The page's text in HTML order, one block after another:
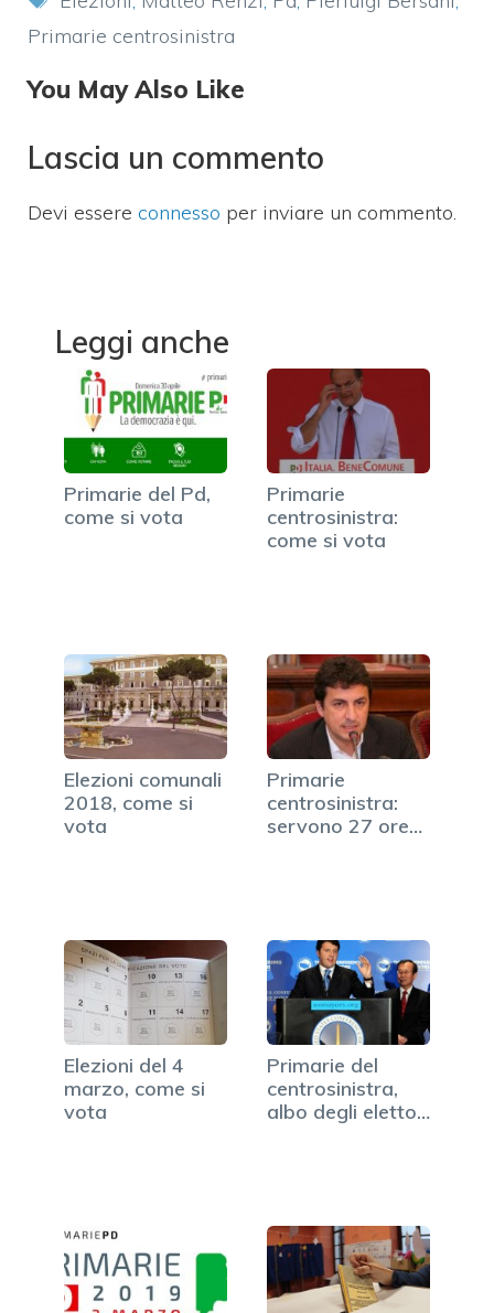
Primarie centrosinistra
You May Also Like
Lascia un commento
Devi essere connesso per inviare un commento.
Leggi anche
Primarie del Pd,
come si vota
Primarie
centrosinistra:
come si vota
Elezioni comunali
2018, come si
vota
Primarie
centrosinistra:
servono 27 ore
Elezioni del 4
marzo, come si
vota
Primarie del
centrosinistra,
albo degli elettori